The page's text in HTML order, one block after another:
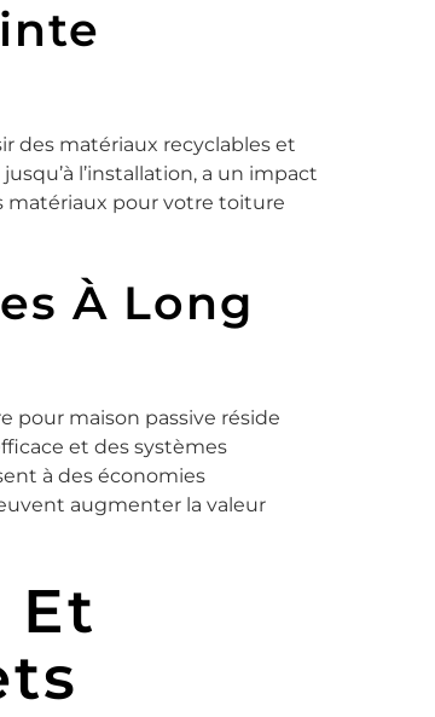
des matériaux recyclables et
l’installation, a un impact
matériaux pour votre toiture
À Long
pour maison passive réside
et des systèmes
à des économies
augmenter la valeur
Et